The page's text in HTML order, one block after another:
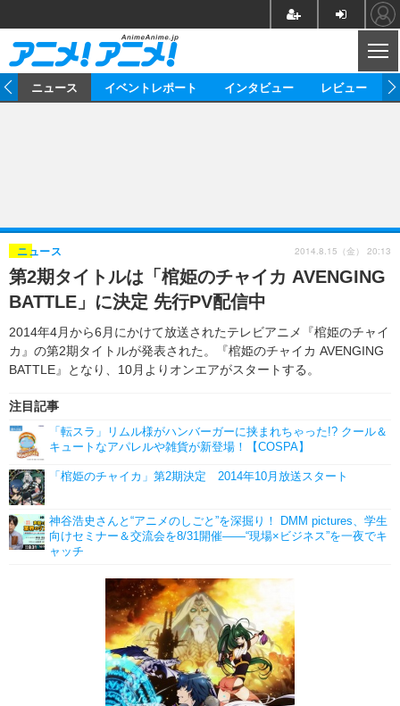
ゲーム グッズ
イベント
海外イベント ビジネス
俳優・タレント アーティスト
ビジネス
アニメ 実写
書評
ゲーム 座談会
動画
アニメ！アニメ！TV ABEMA Cafe
ニュース イベントレポート インタビュー レビュー
第2期タイトルは「棺姫のチャイカ AVENGING
BATTLE」に決定 先行PV配信中
2014年4月から6月にかけて放送されたテレビアニメ『棺姫のチャイ
カ』の第2期タイトルが発表された。『棺姫のチャイカ AVENGING
BATTLE』となり、10月よりオンエアがスタートする。
ニュース
注目記事
「転スラ」リムル様がハンバーガーに挟まれちゃった!? クール＆
キュートなアパレルや雑貨が新登場！【COSPA】
「棺姫のチャイカ」第2期決定 2014年10月放送スタート
神谷浩史さんと“アニメのしごと”を深掘り！ DMM pictures、学生
向けセミナー＆交流会を8/31開催――“現場×ビジネス”を一夜でキ
ャッチ
2014.8.15（金） 20:13